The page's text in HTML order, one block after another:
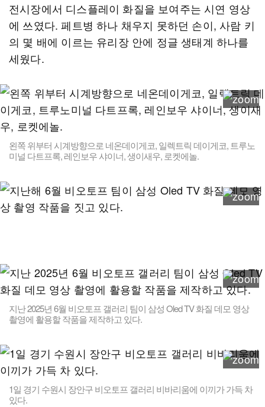
전시장에서 디스플레이 화질을 보여주는 시연 영상
에 쓰였다. 페트병 하나 채우지 못하던 손이, 사람 키
의 몇 배에 이르는 유리장 안에 정글 생태계 하나를
세웠다.
왼쪽 위부터 시계방향으로 네온데이게코, 일렉트릭 데이게코, 트루노
미널 다트프록, 레인보우 샤이너, 생이새우, 로켓에놀.
지난 2025년 6월 비오토프 갤러리 팀이 삼성 Oled TV 화질 데모 영상
촬영에 활용할 작품을 제작하고 있다.
1일 경기 수원시 장안구 비오토프 갤러리 비바리움에 이끼가 가득 차
있다.